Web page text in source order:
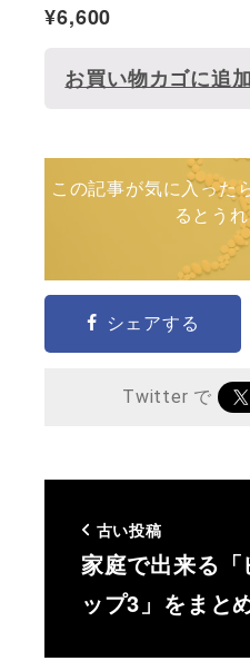
¥6,600
お買い物カゴに追加
この記事が気に入った
るとう
シェアする
Twitter で
古い投稿
家庭で出来る
ップ3」をまと